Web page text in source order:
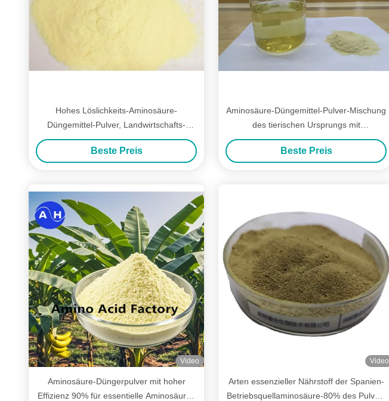
Hohes Löslichkeits-Aminosäure-
Düngemittel-Pulver, Landwirtschafts-
Aminosäure 50%
Beste Preis
Aminosäure-Düngemittel-Pulver-Mischung
des tierischen Ursprungs mit
Meerespflanzen-Huminsäure-Pulver
Beste Preis
Video
Aminosäure-Düngerpulver mit hoher
Effizienz 90% für essentielle Aminosäuren
Video
Arten essenzieller Nährstoff der Spanien-
Betriebsquellaminosäure-80% des Pulver-